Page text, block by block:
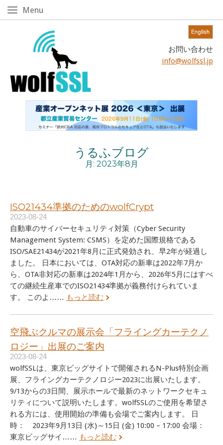
Skip
お問い合わせ
info@wolfssl.jp
Menu
うるふブログ
月: 2023年8月
ISO21434準拠のためのwolfCrypt
2023-08-24
自動車のサイバーセキュリティ対策（Cyber Security
Management System: CSMS）を定めた国際規格である
ISO/SAE21434が2021年8月に正式発効され、早2年が経過し
ました。 日本においては、OTA対応の新車は2022年7月か
ら、OTA非対応の新車は2024年1月から、2026年5月にはすべ
ての継続生産車でのISO21434準拠が義務付けられていま
す。 このよ…… もっと読む
空飛ぶクルマの展示会「フライングカーテクノ
ロジー」出展のご案内
2023-08-24
wolfSSLは、東京ビッグサイトで開催されるN-Plus特別企画
展、フライングカーテクノロジー2023に出展いたします。
9/13からの3日間、展示ホールで最新のネットワークセキュ
リティについて説明いたします。wolfSSLのご使用を希望さ
れる方には、使用開始の準備も会場でご案内します。 日
時： 2023年9月13日 (水)～15日 (金) 10:00 – 17:00 会場：
東京ビッグサイ…… もっと読む